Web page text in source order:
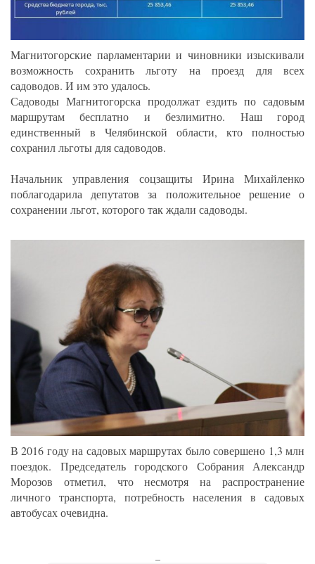
Магнитогорские парламентарии и чиновники изыскивали
возможность сохранить льготу на проезд для всех
садоводов. И им это удалось.
Садоводы Магнитогорска продолжат ездить по садовым
маршрутам бесплатно и безлимитно. Наш город
единственный в Челябинской области, кто полностью
сохранил льготы для садоводов.
Начальник управления соцзащиты Ирина Михайленко
поблагодарила депутатов за положительное решение о
сохранении льгот, которого так ждали садоводы.
В 2016 году на садовых маршрутах было совершено 1,3 млн
поездок. Председатель городского Собрания Александр
Морозов отметил, что несмотря на распространение
личного транспорта, потребность населения в садовых
автобусах очевидна.